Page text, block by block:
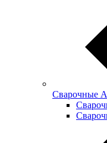
Сварочные